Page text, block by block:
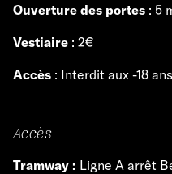
Ouverture des portes : 5
Vestiaire : 2€
Accès : Interdit aux -18
Accès
Tramway : Ligne A arrêt